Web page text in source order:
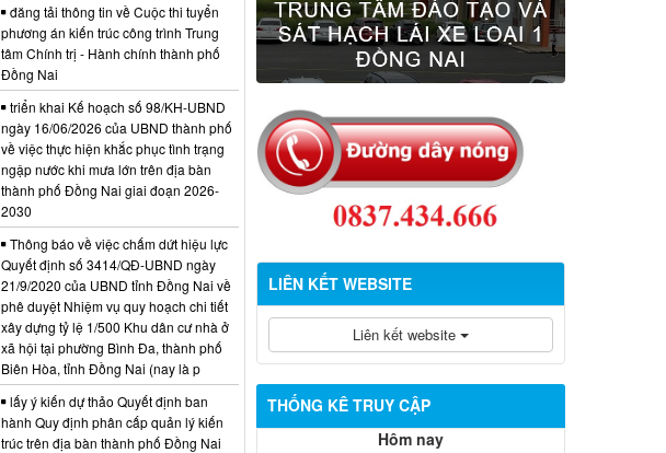
LIÊN KẾT WEBSITE
Liên kết website
THỐNG KÊ TRUY CẬP
Hôm nay
đăng tải thông tin về Cuộc thi tuyển
phương án kiến trúc công trình Trung
tâm Chính trị - Hành chính thành phố
Đồng Nai
triển khai Kế hoạch số 98/KH-UBND
ngày 16/06/2026 của UBND thành phố
về việc thực hiện khắc phục tình trạng
ngập nước khi mưa lớn trên địa bàn
thành phố Đồng Nai giai đoạn 2026-
2030
Thông báo về việc chấm dứt hiệu lực
Quyết định số 3414/QĐ-UBND ngày
21/9/2020 của UBND tỉnh Đồng Nai về
phê duyệt Nhiệm vụ quy hoạch chi tiết
xây dựng tỷ lệ 1/500 Khu dân cư nhà ở
xã hội tại phường Bình Đa, thành phố
Biên Hòa, tỉnh Đồng Nai (nay là p
lấy ý kiến dự thảo Quyết định ban
hành Quy định phân cấp quản lý kiến
trúc trên địa bàn thành phố Đồng Nai